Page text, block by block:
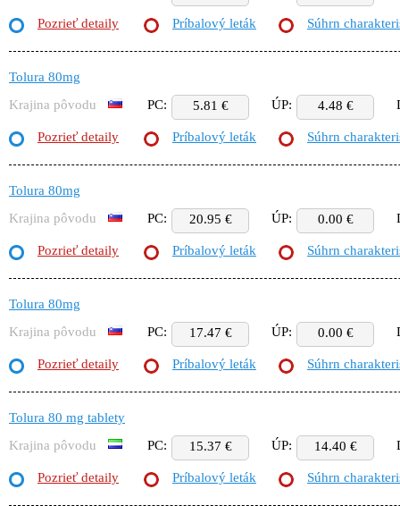
Pozrieť detaily Príbalový leták Súhrn
Tolura 80mg
Krajina pôvodu
PC: 5.81 € ÚP: 4.48 €
Pozrieť detaily Príbalový leták Súhrn
Tolura 80mg
Krajina pôvodu
PC: 20.95 € ÚP: 0.00 €
Pozrieť detaily Príbalový leták Súhrn
Tolura 80mg
Krajina pôvodu
PC: 17.47 € ÚP: 0.00 €
Pozrieť detaily Príbalový leták Súhrn
Tolura 80 mg tablety
Krajina pôvodu
PC: 15.37 € ÚP: 14.40 €
Pozrieť detaily Príbalový leták Súhrn